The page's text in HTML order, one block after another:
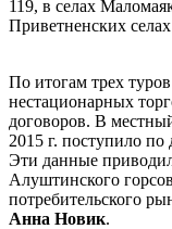
119, в селах
Приветненских
По итогам трех
нестационарных
договоров. В
2015 г. поступило по
Эти данные
Алуштинского
потребительского
Анна Новик.